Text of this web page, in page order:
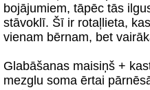
bojājumiem, tāpēc tās
stāvoklī. Šī ir rotaļlieta,
vienam bērnam, bet
Glabāšanas maisiņš +
mezglu soma ērtai